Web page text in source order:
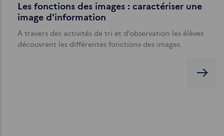
Les fonctions des images : caractériser une
image d'information
À travers des activités de tri et d’observation les élèves
découvrent les différentes fonctions des images.